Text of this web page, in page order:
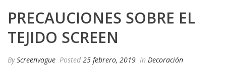
PRECAUCIONES SOBRE EL
TEJIDO SCREEN
ByScreenvogue Posted 25 febrero, 2019 In Decoración